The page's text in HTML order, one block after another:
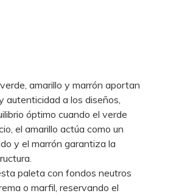
amarillo y marrón aportan
autenticidad a los diseños,
óptimo cuando el verde
el amarillo actúa como un
y el marrón garantiza la
paleta con fondos neutros
o marfil, reservando el